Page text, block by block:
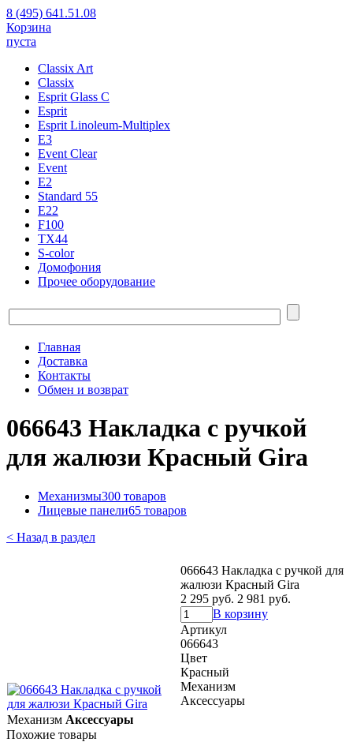
8 (495) 641.51.08
Корзина
пуста
Classix Art
Classix
Esprit Glass C
Esprit
Esprit Linoleum-Multiplex
E3
Event Clear
Event
E2
Standard 55
E22
F100
TX44
S-color
Домофония
Прочее оборудование
Главная
Доставка
Контакты
Обмен и возврат
066643 Накладка с ручкой
для жалюзи Красный Gira
Механизмы300 товаров
Лицевые панели65 товаров
< Назад в раздел
066643 Накладка с ручкой для
жалюзи Красный Gira
2 295 руб. 2 981 руб.
В корзину
Артикул
066643
Цвет
Красный
Механизм
Аксессуары
Механизм Аксессуары
Похожие товары